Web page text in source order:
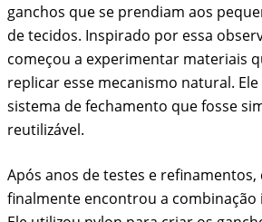
ganchos que se prendiam aos
de tecidos. Inspirado por essa
começou a experimentar materiais
replicar esse mecanismo natural.
sistema de fechamento que fosse
reutilizável.
Após anos de testes e refinamentos,
finalmente encontrou a combinação